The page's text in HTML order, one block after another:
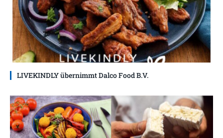
LIVEKINDLY übernimmt Dalco Food B.V.